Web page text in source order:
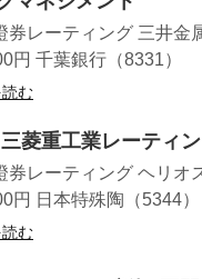
券レーティング 三井
円 千葉銀行（8331）
む
菱重工業レーティ
券レーティング ヘリ
円 日本特殊陶（5344
む